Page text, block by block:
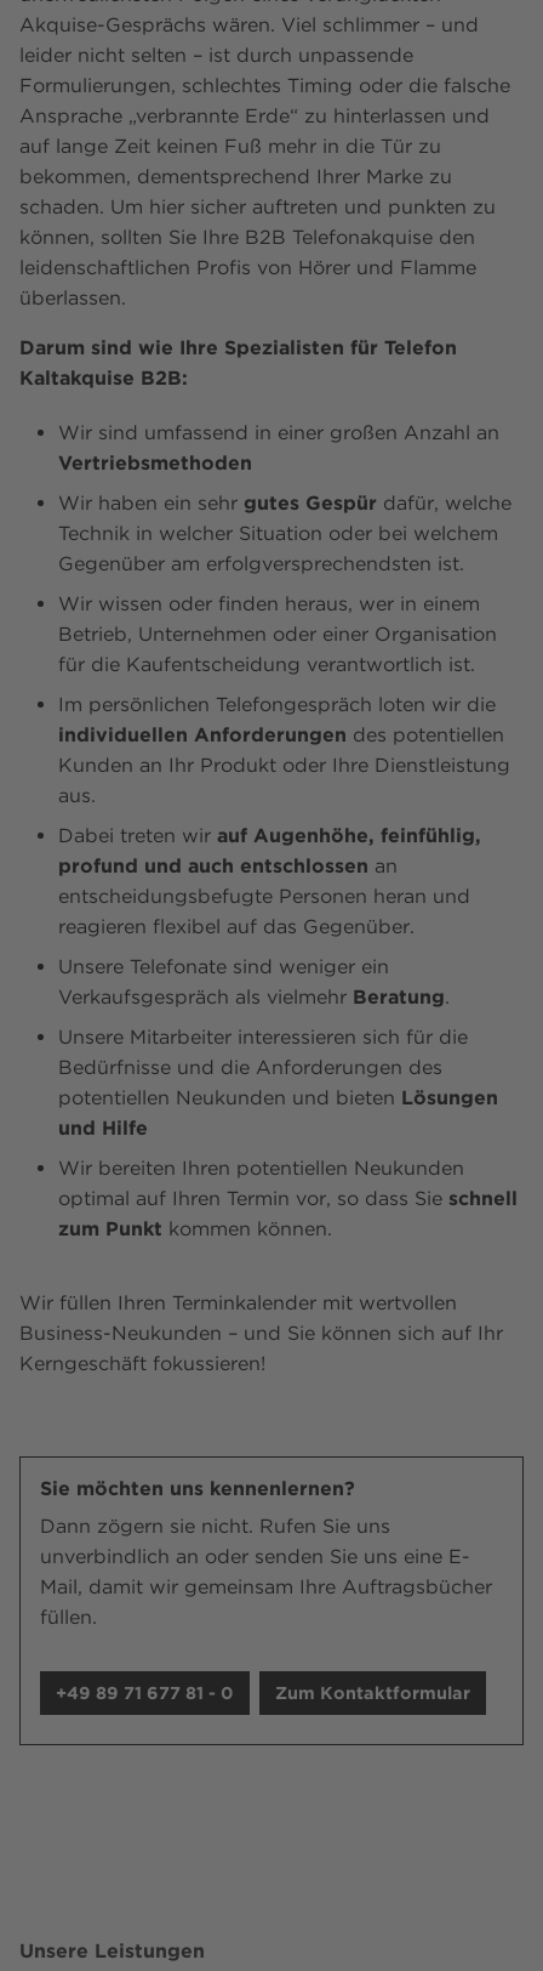
Akquise-Gesprächs wären. Viel schlimmer – und
leider nicht selten – ist durch unpassende
Formulierungen, schlechtes Timing oder die falsche
Ansprache „verbrannte Erde“ zu hinterlassen und
auf lange Zeit keinen Fuß mehr in die Tür zu
bekommen, dementsprechend Ihrer Marke zu
schaden. Um hier sicher auftreten und punkten zu
können, sollten Sie Ihre B2B Telefonakquise den
leidenschaftlichen Profis von Hörer und Flamme
überlassen.
Darum sind wie Ihre Spezialisten für Telefon
Kaltakquise B2B:
Wir sind umfassend in einer großen Anzahl an
Vertriebsmethoden
Wir haben ein sehr gutes Gespür dafür, welche
Technik in welcher Situation oder bei welchem
Gegenüber am erfolgversprechendsten ist.
Wir wissen oder finden heraus, wer in einem
Betrieb, Unternehmen oder einer Organisation
für die Kaufentscheidung verantwortlich ist.
Im persönlichen Telefongespräch loten wir die
individuellen Anforderungen des potentiellen
Kunden an Ihr Produkt oder Ihre Dienstleistung
aus.
Dabei treten wir auf Augenhöhe, feinfühlig,
profund und auch entschlossen an
entscheidungsbefugte Personen heran und
reagieren flexibel auf das Gegenüber.
Unsere Telefonate sind weniger ein
Verkaufsgespräch als vielmehr Beratung.
Unsere Mitarbeiter interessieren sich für die
Bedürfnisse und die Anforderungen des
potentiellen Neukunden und bieten Lösungen
und Hilfe
Wir bereiten Ihren potentiellen Neukunden
optimal auf Ihren Termin vor, so dass Sie schnell
zum Punkt kommen können.
Wir füllen Ihren Terminkalender mit wertvollen
Business-Neukunden – und Sie können sich auf Ihr
Kerngeschäft fokussieren!
Sie möchten uns kennenlernen?
Dann zögern sie nicht. Rufen Sie uns
unverbindlich an oder senden Sie uns eine E-
Mail, damit wir gemeinsam Ihre Auftragsbücher
füllen.
+49 89 71 677 81 - 0 Zum Kontaktformular
Unsere Leistungen